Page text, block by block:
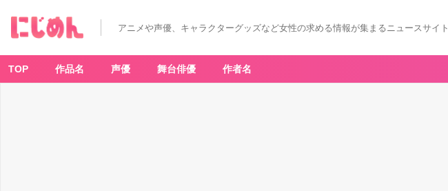
アニメや声優、キャラクターグッズなど女性の求める情報が集まるニュースサイト
TOP 作品名 声優 舞台俳優 作者名